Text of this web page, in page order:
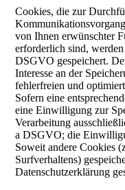
Cookies, die zur
von Ihnen erwünschter
erforderlich sind,
DSGVO gespeichert.
Interesse an der
fehlerfreien und
Sofern eine
eine Einwilligung zur
Verarbeitung
a DSGVO; die
Soweit andere Cookies
Surfverhaltens)
Datenschutzerklärung